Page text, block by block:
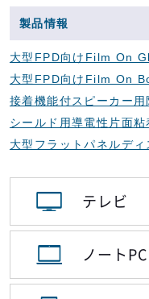
製品情報
大型FPD向けFilm On
大型FPD向けFilm On
接着機能付スピーカー用
シールド用導電性片面
大型フラットパネルデ
テレビ
ノートPC